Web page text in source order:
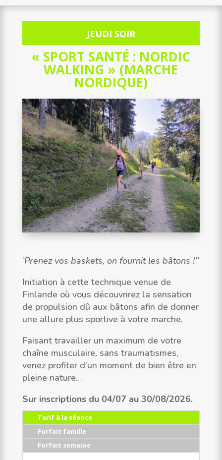
JEUDI SOIR
« SPORT SANTÉ : NORDIC
WALKING » (MARCHE
NORDIQUE)
’Prenez vos baskets, on fournit les bâtons !’’
Initiation à cette technique venue de
Finlande où vous découvrirez la sensation
de propulsion dû aux bâtons afin de donner
une allure plus sportive à votre marche.
Faisant travailler un maximum de votre
chaîne musculaire, sans traumatismes,
venez profiter d’un moment de bien être en
pleine nature…
Sur inscriptions du 04/07 au 30/08/2026.
Tarif à la séance
Forfait famille
Forfait semaine